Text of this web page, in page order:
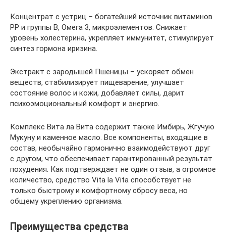
Концентрат с устриц – богатейший источник витаминов
РР и группы В, Омега 3, микроэлементов. Снижает
уровень холестерина, укрепляет иммунитет, стимулирует
синтез гормона иризина.
Экстракт с зародышей Пшеницы – ускоряет обмен
веществ, стабилизирует пищеварение, улучшает
состояние волос и кожи, добавляет силы, дарит
психоэмоциональный комфорт и энергию.
Комплекс Вита ла Вита содержит также Имбирь, Жгучую
Мукуну и каменное масло. Все компоненты, входящие в
состав, необычайно гармонично взаимодействуют друг
с другом, что обеспечивает гарантированный результат
похудения. Как подтверждает не один отзыв, а огромное
количество, средство Vita la Vita способствует не
только быстрому и комфортному сбросу веса, но
общему укреплению организма.
Преимущества средства